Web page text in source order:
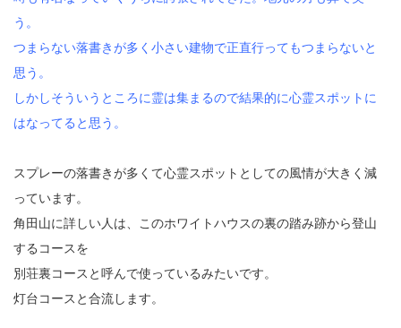
う。
つまらない落書きが多く小さい建物で正直行ってもつまらないと
思う。
しかしそういうところに霊は集まるので結果的に心霊スポットに
はなってると思う。
スプレーの落書きが多くて心霊スポットとしての風情が大きく減
っています。
角田山に詳しい人は、このホワイトハウスの裏の踏み跡から登山
するコースを
別荘裏コースと呼んで使っているみたいです。
灯台コースと合流します。